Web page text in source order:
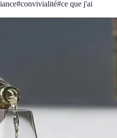
#convivialité#ce que j'ai